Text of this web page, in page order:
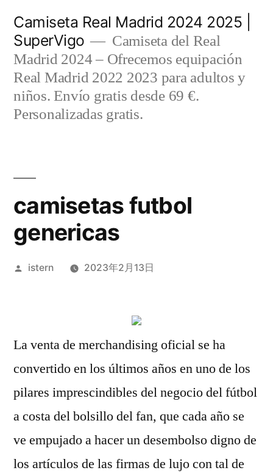
contenido
Camiseta Real Madrid 2024 2025 |
SuperVigo
Camiseta del Real
Madrid 2024 – Ofrecemos equipación
Real Madrid 2022 2023 para adultos y
niños. Envío gratis desde 69 €.
Personalizadas gratis.
camisetas futbol
genericas
Publicado
istern 2023年2月13日
La venta de merchandising oficial se ha
convertido en los últimos años en uno de los
pilares imprescindibles del negocio del fútbol
a costa del bolsillo del fan, que cada año se
ve empujado a hacer un desembolso digno de
los artículos de las firmas de lujo con tal de